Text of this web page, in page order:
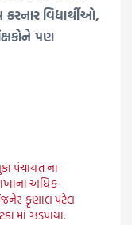
વિદ્યાર્થીઓ,
પણ
પંચાયત ના
અધિક
કૃણાલ પટેલ
માં ઝડપાયા.